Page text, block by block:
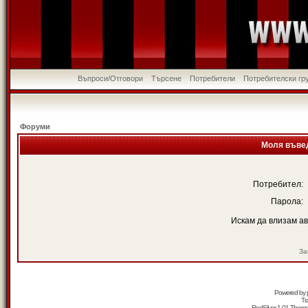
Въпроси/Отговори Търсене Потребители Потребителски
Форуми
Моля
Потребител:
Парола:
Искам да влизам
Powered by